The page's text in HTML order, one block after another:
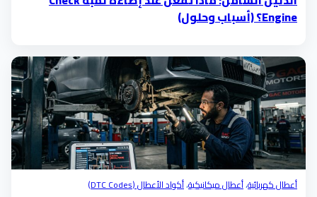
Engine؟ (أسباب وحلول)
أعطال كهربائية،أعطال ميكانيكية،أكواد الأعطال (DTC Codes)